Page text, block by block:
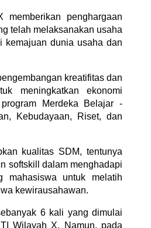
penghargaan
telah melaksanakan usaha
kemajuan dunia usaha dan
kreatifitas dan
meningkatkan ekonomi
Merdeka Belajar -
Kebudayaan, Riset, dan
kualitas SDM, tentunya
softskill dalam menghadapi
mahasiswa untuk melatih
kewirausahawan.
6 kali yang dimulai
Wilayah X. Namun, pada